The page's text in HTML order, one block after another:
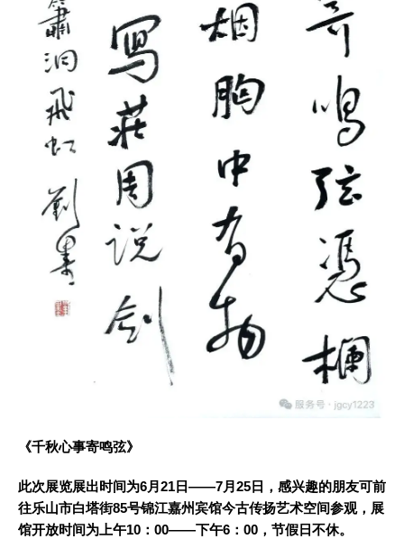
《千秋心事寄鸣弦》
此次展览展出时间为6月21日——7月25日，感兴趣的朋友可前
往乐山市白塔街85号锦江嘉州宾馆今古传扬艺术空间参观，展
馆开放时间为上午10：00——下午6：00，节假日不休。